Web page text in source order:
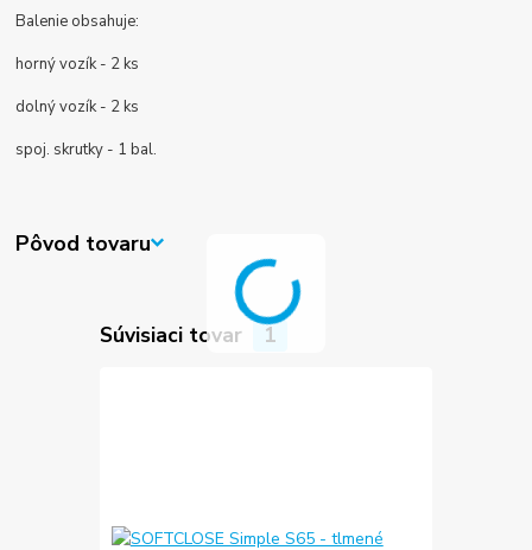
Balenie obsahuje:
horný vozík - 2 ks
dolný vozík - 2 ks
spoj. skrutky - 1 bal.
Pôvod tovaru
Súvisiaci tovar 1